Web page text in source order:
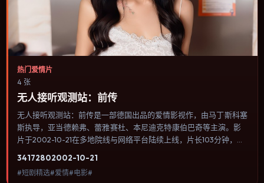
热门爱情片
4 张
无人接听观测站：前传
无人接听观测站：前传是一部德国出品的爱情影视作，由马丁·斯科塞
斯执导，亚当·德赖弗、蕾雅·赛杜、本尼迪克特·康伯巴奇等主演。影
片于2002-10-21在多地院线与网络平台陆续上线，片长103分钟，适
物选择与情节推进，节奏与视听语言统一，可作为休闲观影或类型片
34172802002-10-21
#短剧精选#爱情#电影#